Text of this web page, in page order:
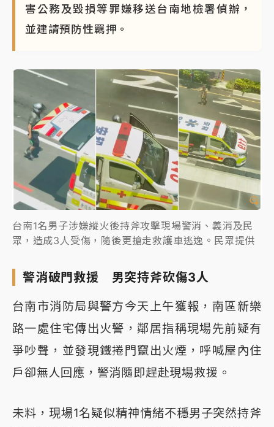
害公務及毀損等罪嫌移送台南地檢署偵辦，
並建請預防性羈押。
台南1名男子涉嫌縱火後持斧攻擊現場警消、義消及民
眾，造成3人受傷，隨後更搶走救護車逃逸。民眾提供
警消破門救援 男突持斧砍傷3人
台南市消防局與警方今天上午獲報，南區新樂
路一處住宅傳出火警，鄰居指稱現場先前疑有
爭吵聲，並發現鐵捲門竄出火煙，呼喊屋內住
戶卻無人回應，警消隨即趕赴現場救援。
未料，現場1名疑似精神情緒不穩男子突然持斧